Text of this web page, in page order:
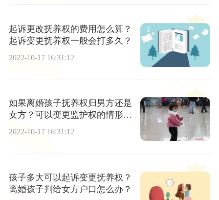
起诉更改抚养权的费用怎么算？
起诉变更抚养权一般会打多久？
2022-10-17 16:31:12
如果离婚孩子抚养权归男方还是
女方？可以变更监护权的情形有
哪些？
2022-10-17 16:31:12
孩子多大可以起诉变更抚养权？
离婚孩子判给女方户口怎么办？